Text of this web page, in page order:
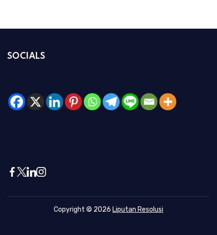
SOCIALS
Copyright © 2026 Liputan Resolusi